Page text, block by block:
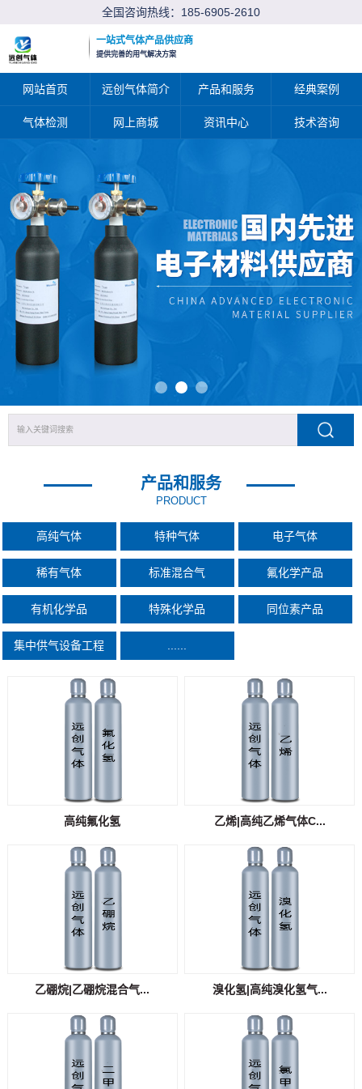
全国咨询热线： 185-6905-2610
一站式气体产品供应商
提供完善的用气解决方案
网站首页 远创气体简介 产品和服务 经典案例
气体检测 网上商城 资讯中心 技术咨询
产品和服务
PRODUCT
高纯气体 特种气体 电子气体
稀有气体 标准混合气 氟化学产品
有机化学品 特殊化学品 同位素产品
集中供气设备工程 ......
高纯氟化氢 乙烯|高纯乙烯气体C...
乙硼烷|乙硼烷混合气... 溴化氢|高纯溴化氢气...